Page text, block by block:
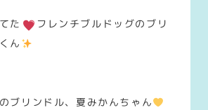
た
フレンチブルドッグのブリ
ん
ブリンドル、夏みかんちゃん